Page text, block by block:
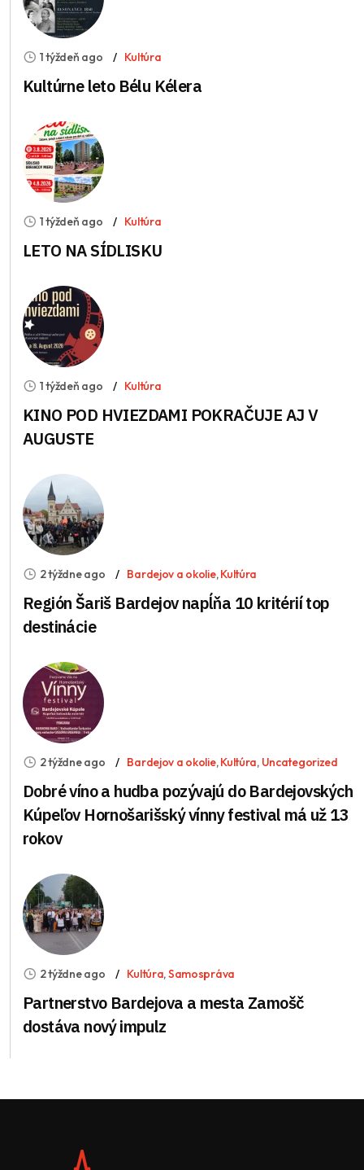
1 týždeň ago Kultúra
Kultúrne leto Bélu Kélera
1 týždeň ago Kultúra
LETO NA SÍDLISKU
1 týždeň ago Kultúra
KINO POD HVIEZDAMI POKRAČUJE AJ V
AUGUSTE
2 týždne ago Bardejov a okolie,Kultúra
Región Šariš Bardejov napĺňa 10 kritérií top
destinácie
2 týždne ago Bardejov a okolie,Kultúra, Uncategorized
Dobré víno a hudba pozývajú do Bardejovských
Kúpeľov Hornošarišský vínny festival má už 13
rokov
2 týždne ago Kultúra,Samospráva
Partnerstvo Bardejova a mesta Zamošč
dostáva nový impulz